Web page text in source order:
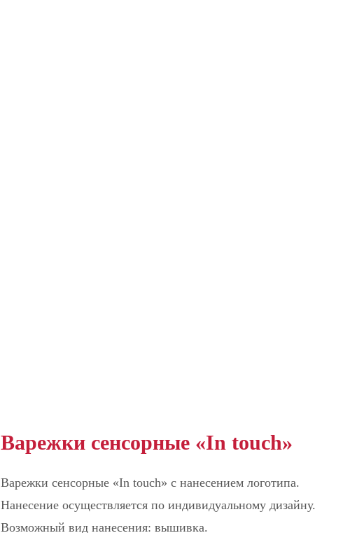
Варежки сенсорные «In touch»
Варежки сенсорные «In touch» с нанесением логотипа.
Нанесение осуществляется по индивидуальному дизайну.
Возможный вид нанесения: вышивка.